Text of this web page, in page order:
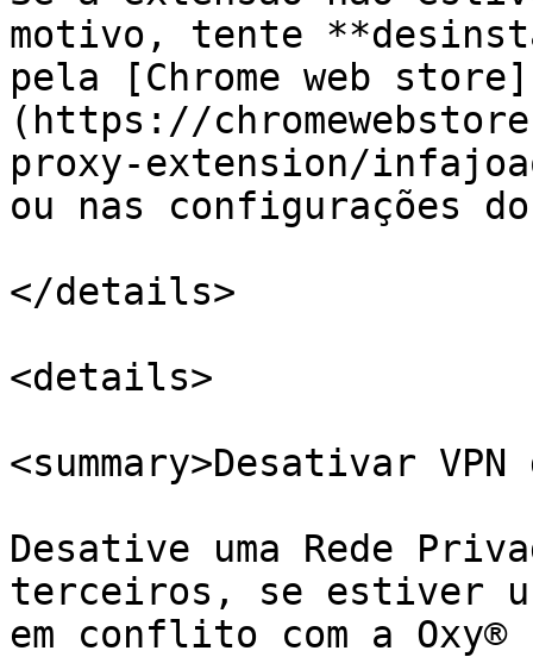
motivo, tente
pela [Chrome web store]
(https://
proxy-extension/
ou nas configurações
</details>
<details>
<summary>Desativar
Desative uma Rede
terceiros, se estiver
em conflito com a Oxy®